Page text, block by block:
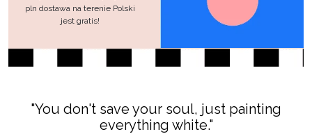
pln dostawa na terenie Polski
jest gratis!
"You don't save your soul, just painting
everything white."